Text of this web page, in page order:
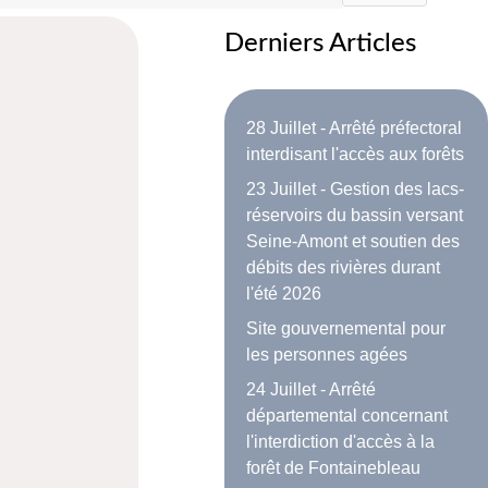
Derniers Articles
28 Juillet - Arrêté préfectoral
interdisant l'accès aux forêts
23 Juillet - Gestion des lacs-
réservoirs du bassin versant
Seine-Amont et soutien des
débits des rivières durant
l'été 2026
Site gouvernemental pour
les personnes agées
24 Juillet - Arrêté
départemental concernant
l'interdiction d'accès à la
forêt de Fontainebleau